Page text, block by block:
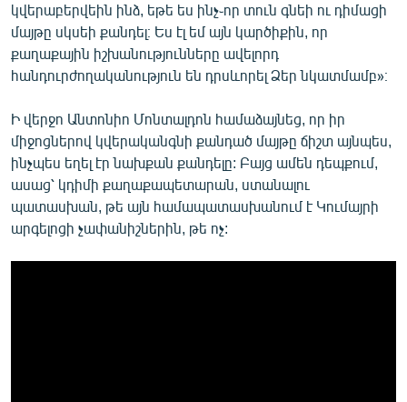
կվերաբերվեին ինձ, եթե ես ինչ֊որ տուն գնեի ու դիմացի
մայթը սկսեի քանդել։ Ես էլ եմ այն կարծիքին, որ
քաղաքային իշխանությունները ավելորդ
հանդուրժողականություն են դրսևորել Ձեր նկատմամբ»։
Ի վերջո Անտոնիո Մոնտալդոն համաձայնեց, որ իր
միջոցներով կվերականգնի քանդած մայթը ճիշտ այնպես,
ինչպես եղել էր նախքան քանդելը: Բայց ամեն դեպքում,
ասաց՝ կդիմի քաղաքապետարան, ստանալու
պատասխան, թե այն համապատասխանում է Կումայրի
արգելոցի չափանիշներին, թե ոչ: